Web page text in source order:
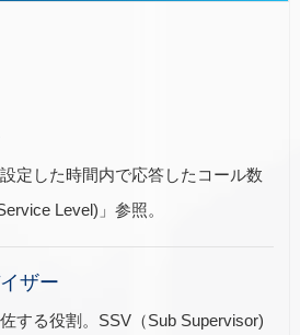
定した時間内で応答したコール数
Level)」参照。
ザー
する役割。SSV（Sub Supervisor)